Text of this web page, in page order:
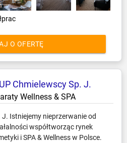
O OFERTĘ
Chmielewscy Sp. J.
Wellness & SPA
J. Istniejemy nieprzerwanie od
współtworząc rynek
i SPA & Wellness w Polsce.